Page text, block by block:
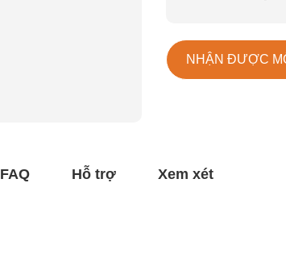
NHẬN ĐƯỢC
FAQ Hỗ trợ Xem xét